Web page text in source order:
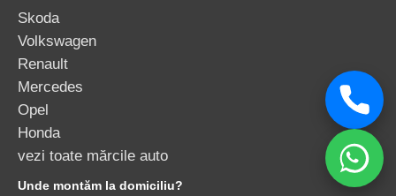
Skoda
Volkswagen
Renault
Mercedes
Opel
Honda
vezi toate mărcile auto
Unde montăm la domiciliu?